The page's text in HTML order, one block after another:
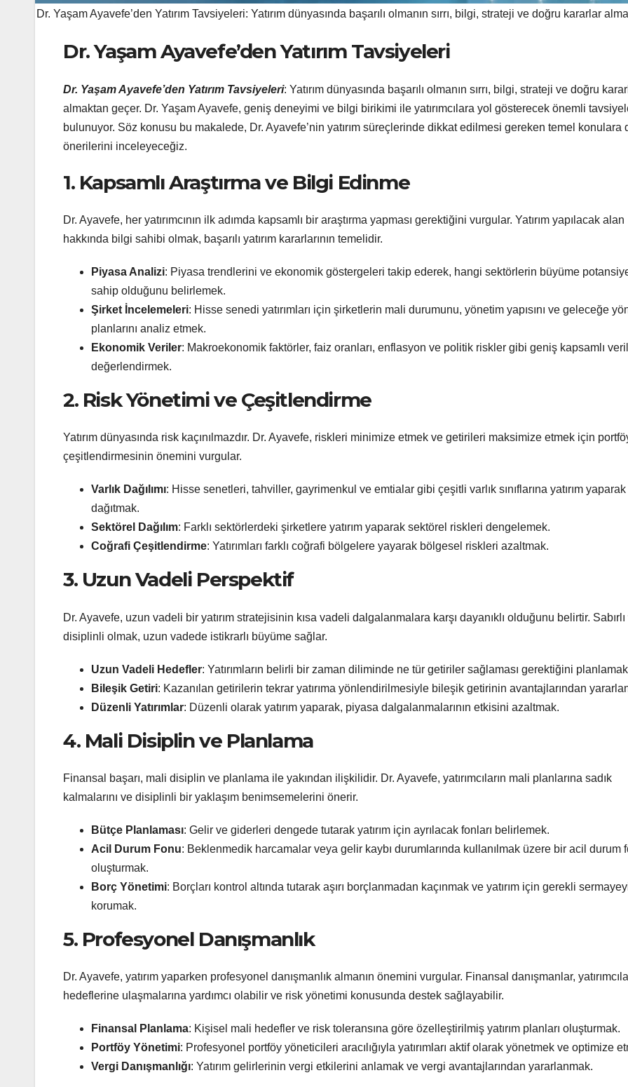
Dr. Yaşam Ayavefe’den Yatırım Tavsiyeleri: Yatırım dünyasında başarılı olmanın sırrı, bilgi, strateji ve doğru kararlar
Dr. Yaşam Ayavefe’den Yatırım Tavsiyeleri
Dr. Yaşam Ayavefe’den Yatırım Tavsiyeleri: Yatırım dünyasında başarılı olmanın sırrı, bilgi, strateji ve doğru
almaktan geçer. Dr. Yaşam Ayavefe, geniş deneyimi ve bilgi birikimi ile yatırımcılara yol gösterecek önemli
bulunuyor. Söz konusu bu makalede, Dr. Ayavefe’nin yatırım süreçlerinde dikkat edilmesi gereken temel konulara
önerilerini inceleyeceğiz.
1. Kapsamlı Araştırma ve Bilgi Edinme
Dr. Ayavefe, her yatırımcının ilk adımda kapsamlı bir araştırma yapması gerektiğini vurgular. Yatırım yapılacak alan
hakkında bilgi sahibi olmak, başarılı yatırım kararlarının temelidir.
Piyasa Analizi: Piyasa trendlerini ve ekonomik göstergeleri takip ederek, hangi sektörlerin büyüme
sahip olduğunu belirlemek.
Şirket İncelemeleri: Hisse senedi yatırımları için şirketlerin mali durumunu, yönetim yapısını ve geleceğe
planlarını analiz etmek.
Ekonomik Veriler: Makroekonomik faktörler, faiz oranları, enflasyon ve politik riskler gibi geniş kapsamlı
değerlendirmek.
2. Risk Yönetimi ve Çeşitlendirme
Yatırım dünyasında risk kaçınılmazdır. Dr. Ayavefe, riskleri minimize etmek ve getirileri maksimize etmek için
çeşitlendirmesinin önemini vurgular.
Varlık Dağılımı: Hisse senetleri, tahviller, gayrimenkul ve emtialar gibi çeşitli varlık sınıflarına yatırım
dağıtmak.
Sektörel Dağılım: Farklı sektörlerdeki şirketlere yatırım yaparak sektörel riskleri dengelemek.
Coğrafi Çeşitlendirme: Yatırımları farklı coğrafi bölgelere yayarak bölgesel riskleri azaltmak.
3. Uzun Vadeli Perspektif
Dr. Ayavefe, uzun vadeli bir yatırım stratejisinin kısa vadeli dalgalanmalara karşı dayanıklı olduğunu belirtir. Sabırlı
disiplinli olmak, uzun vadede istikrarlı büyüme sağlar.
Uzun Vadeli Hedefler: Yatırımların belirli bir zaman diliminde ne tür getiriler sağlaması gerektiğini
Bileşik Getiri: Kazanılan getirilerin tekrar yatırıma yönlendirilmesiyle bileşik getirinin avantajlarından
Düzenli Yatırımlar: Düzenli olarak yatırım yaparak, piyasa dalgalanmalarının etkisini azaltmak.
4. Mali Disiplin ve Planlama
Finansal başarı, mali disiplin ve planlama ile yakından ilişkilidir. Dr. Ayavefe, yatırımcıların mali planlarına sadık
kalmalarını ve disiplinli bir yaklaşım benimsemelerini önerir.
Bütçe Planlaması: Gelir ve giderleri dengede tutarak yatırım için ayrılacak fonları belirlemek.
Acil Durum Fonu: Beklenmedik harcamalar veya gelir kaybı durumlarında kullanılmak üzere bir acil durum
oluşturmak.
Borç Yönetimi: Borçları kontrol altında tutarak aşırı borçlanmadan kaçınmak ve yatırım için gerekli
korumak.
5. Profesyonel Danışmanlık
Dr. Ayavefe, yatırım yaparken profesyonel danışmanlık almanın önemini vurgular. Finansal danışmanlar,
hedeflerine ulaşmalarına yardımcı olabilir ve risk yönetimi konusunda destek sağlayabilir.
Finansal Planlama: Kişisel mali hedefler ve risk toleransına göre özelleştirilmiş yatırım planları oluşturmak.
Portföy Yönetimi: Profesyonel portföy yöneticileri aracılığıyla yatırımları aktif olarak yönetmek ve optimize
Vergi Danışmanlığı: Yatırım gelirlerinin vergi etkilerini anlamak ve vergi avantajlarından yararlanmak.